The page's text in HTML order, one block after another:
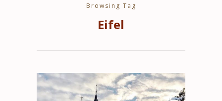
KULT[UR]
Browsing Tag
Eifel